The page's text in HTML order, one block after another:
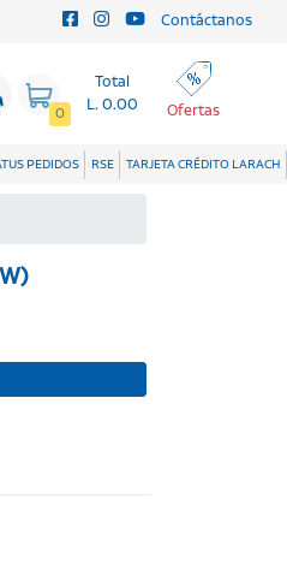
Contáctanos
0
Total
L. 0.00
Ofertas
PEDIDOS RSE TARJETA CRÉDITO LARACH